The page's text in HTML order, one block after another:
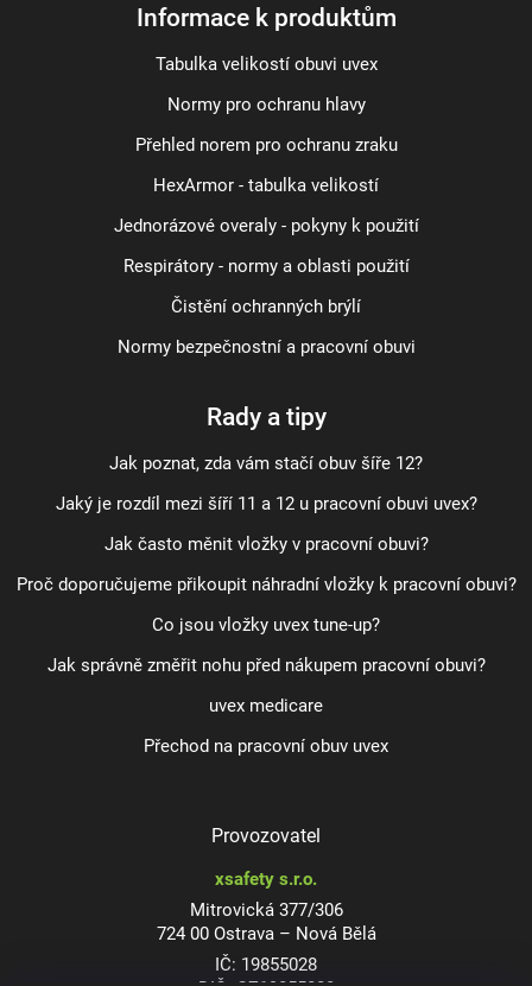
Informace k produktům
Tabulka velikostí obuvi uvex
Normy pro ochranu hlavy
Přehled norem pro ochranu zraku
HexArmor - tabulka velikostí
Jednorázové overaly - pokyny k použití
Respirátory - normy a oblasti použití
Čistění ochranných brýlí
Normy bezpečnostní a pracovní obuvi
Rady a tipy
Jak poznat, zda vám stačí obuv šíře 12?
Jaký je rozdíl mezi šíří 11 a 12 u pracovní obuvi uvex?
Jak často měnit vložky v pracovní obuvi?
Proč doporučujeme přikoupit náhradní vložky k pracovní obuvi?
Co jsou vložky uvex tune-up?
Jak správně změřit nohu před nákupem pracovní obuvi?
uvex medicare
Přechod na pracovní obuv uvex
Provozovatel
xsafety s.r.o.
Mitrovická 377/306
724 00 Ostrava – Nová Bělá
IČ: 19855028